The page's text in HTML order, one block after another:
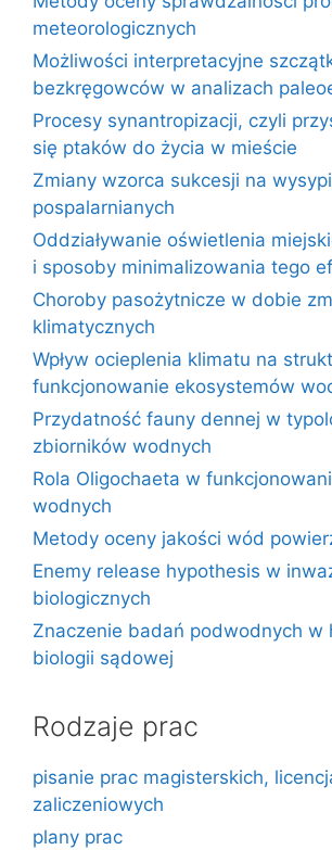
meteorologicznych
Możliwości interpretacyjne
bezkręgowców w analizach
Procesy synantropizacji, czyli
się ptaków do życia w mieście
Zmiany wzorca sukcesji na
pospalarnianych
Oddziaływanie oświetlenia
i sposoby minimalizowania tego
Choroby pasożytnicze w dobie
klimatycznych
Wpływ ocieplenia klimatu na
funkcjonowanie ekosystemów
Przydatność fauny dennej w
zbiorników wodnych
Rola Oligochaeta w
wodnych
Metody oceny jakości wód
Enemy release hypothesis w
biologicznych
Znaczenie badań podwodnych w
biologii sądowej
Rodzaje prac
pisanie prac magisterskich,
zaliczeniowych
plany prac